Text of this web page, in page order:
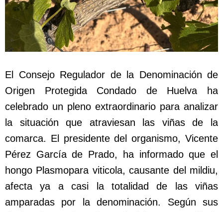
El Consejo Regulador de la Denominación de
Origen Protegida Condado de Huelva ha
celebrado un pleno extraordinario para analizar
la situación que atraviesan las viñas de la
comarca. El presidente del organismo, Vicente
Pérez García de Prado, ha informado que el
hongo Plasmopara viticola, causante del mildiu,
afecta ya a casi la totalidad de las viñas
amparadas por la denominación. Según sus